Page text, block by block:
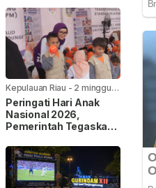
Kepulauan Riau - 2 minggu
yang lalu
Peringati Hari Anak
Nasional 2026,
Pemerintah Tegaskan
Anak